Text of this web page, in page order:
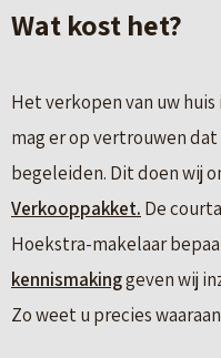
Wat kost het?
Het verkopen van uw
mag er op vertrouwen
begeleiden. Dit doen wij
Verkooppakket. De
Hoekstra-makelaar
kennismakinggeven wij
Zo weet u precies